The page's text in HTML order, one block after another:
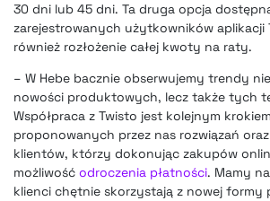
30 dni lub 45 dni. Ta druga opcja
zarejestrowanych użytkowników aplikacji
również rozłożenie całej kwoty na raty.
– W Hebe bacznie obserwujemy trendy
nowości produktowych, lecz także tych
Współpraca z Twisto jest kolejnym
proponowanych przez nas rozwiązań
klientów, którzy dokonując zakupów
możliwość odroczenia płatności. Mamy
klienci chętnie skorzystają z nowej formy